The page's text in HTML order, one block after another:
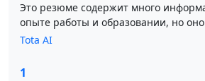
Это резюме содержит много
опыте работы и образовании, но
Tota AI
1